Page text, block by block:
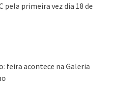
pela primeira vez dia 18 de
feira acontece na Galeria